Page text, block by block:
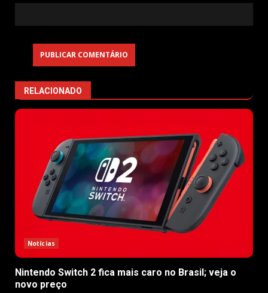
RELACIONADO
Notícias
Nintendo Switch 2 fica mais caro no Brasil; veja o
novo preço